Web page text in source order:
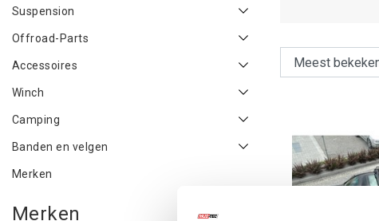
Suspension
Offroad-Parts
Accessoires
Winch
Camping
Banden en velgen
Merken
Merken